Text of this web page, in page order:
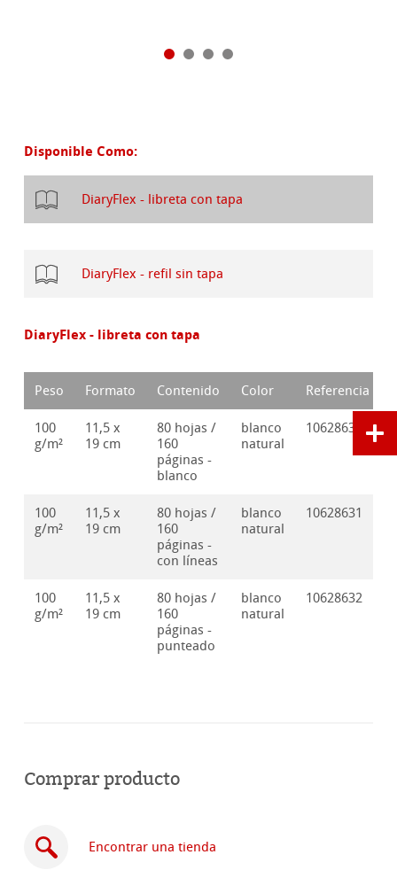
Disponible Como:
DiaryFlex - libreta con tapa
DiaryFlex - refil sin tapa
DiaryFlex - libreta con tapa
Peso Formato Contenido Color Referencia
100
g/m²
11,5 x
19 cm
80 hojas /
160
páginas -
blanco
blanco
natural
10628630
100
g/m²
11,5 x
19 cm
80 hojas /
160
páginas -
con líneas
blanco
natural
10628631
100
g/m²
11,5 x
19 cm
80 hojas /
160
páginas -
punteado
blanco
natural
10628632
Comprar producto
Encontrar una tienda